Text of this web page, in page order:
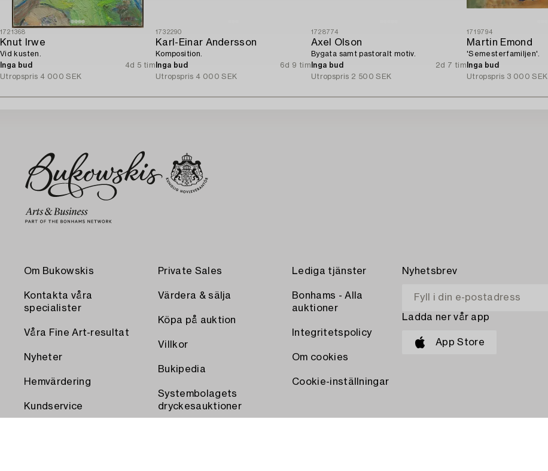
1721368
Knut Irwe
Vid kusten.
Inga bud
4d 5 tim
Utropspris 4 000 SEK
1732290
Karl-Einar Andersson
Komposition.
Inga bud
6d 9 tim
Utropspris 4 000 SEK
1728774
Axel Olson
Bygata samt pastoralt motiv.
Inga bud
2d 7 tim
Utropspris 2 500 SEK
1719794
Martin Emond
'Semesterfamiljen'.
Inga bud
Utropspris 3 000 SEK
Om Bukowskis
Kontakta våra
specialister
Våra Fine Art-resultat
Nyheter
Hemvärdering
Kundservice
Private Sales
Värdera & sälja
Köpa på auktion
Villkor
Bukipedia
Systembolagets
dryckesauktioner
Lediga tjänster
Bonhams - Alla
auktioner
Integritetspolicy
Om cookies
Cookie-inställningar
Nyhetsbrev
Ladda ner vår app
App Store